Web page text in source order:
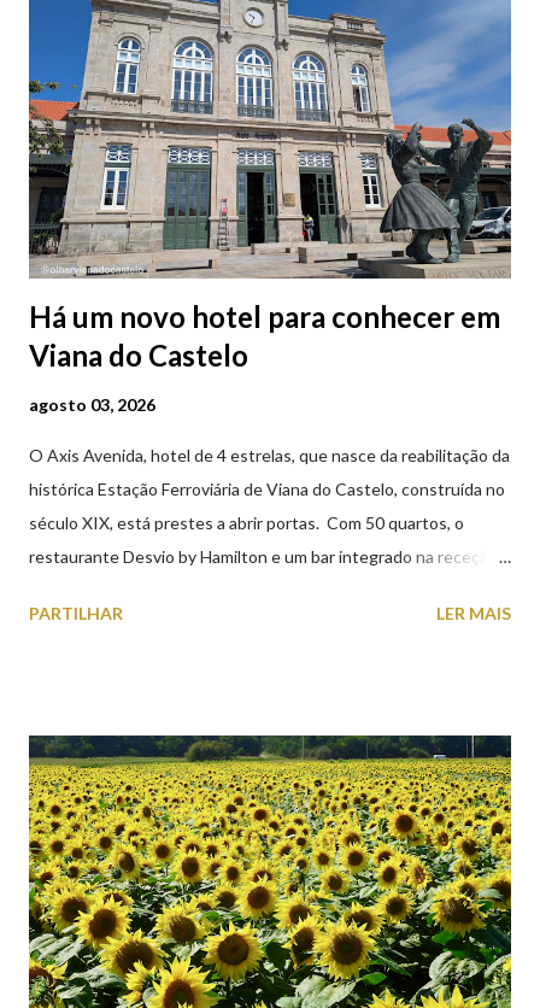
Há um novo hotel para conhecer em
Viana do Castelo
agosto 03, 2026
O Axis Avenida, hotel de 4 estrelas, que nasce da reabilitação da
histórica Estação Ferroviária de Viana do Castelo, construída no
século XIX, está prestes a abrir portas. Com 50 quartos, o
restaurante Desvio by Hamilton e um bar integrado na receção,
peças históricas cedidas pela IP Património que homenageiam a
PARTILHAR LER MAIS